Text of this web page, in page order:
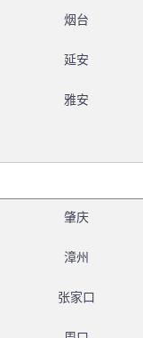
烟台
延安
雅安
肇庆
漳州
张家口